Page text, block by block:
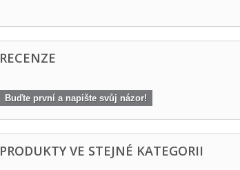
RECENZE
Buďte první a napište svůj názor!
PRODUKTY VE STEJNÉ KATEGORII